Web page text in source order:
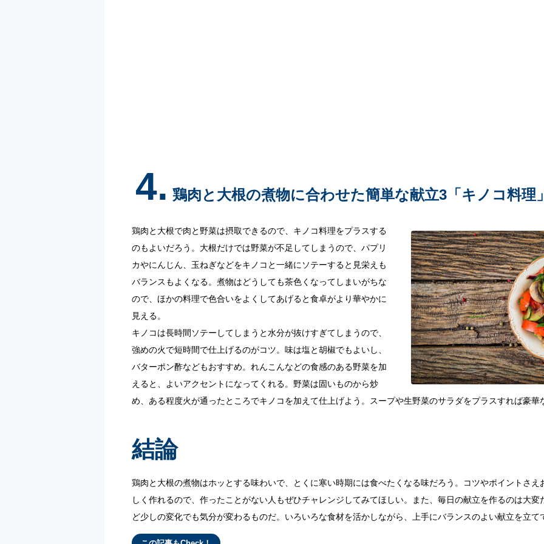
4. 鶏肉と大根の煮物に合わせた簡単な献立3「キノコ料理
鶏肉と大根で肉と野菜は摂取できるので、キノコ料理をプラスする
のもよいだろう。大根だけでは野菜が不足してしまうので、パプリ
カやにんじん、玉ねぎなどをキノコと一緒にソテーすると見栄えも
バランスもよくなる。煮物はどうしても茶色くなってしまいがちな
ので、ほかの料理で色合いをよくしてあげると食卓がより華やかに
見える。
キノコは長時間ソテーしてしまうと水分が抜けすぎてしまうので、
強めの火で短時間で仕上げるのがコツ。味は塩と胡椒でもよいし、
バターポン酢などもおすすめ。れんこんなどの食感のある野菜を加
えると、よいアクセントになってくれる。野菜は固いものから炒
め、ある程度火が通ったところでキノコを加えて仕上げよう。スープや生野菜のサラダをプラスすれば豪華
結論
鶏肉と大根の煮物はホッとする味わいで、とくに寒い時期には食べたくなる味だろう。コツやポイントさえ
しく作れるので、作ったことがない人もぜひチャレンジしてみてほしい。また、毎日の献立を作るのは大変
ど少しの変化でも気分が変わるものだ。いろいろな食材を活かしながら、上手にバランスのよい献立を立て